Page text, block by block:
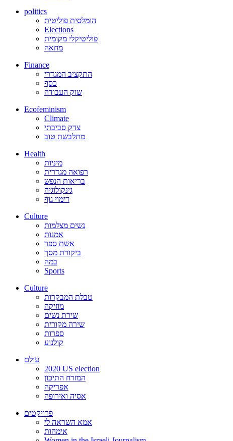
politics
הומלסית פוליטית
Elections
פוליטיקלי מקומית
מחאה
Finance
התקציב המגדרי
כסף
שוק העבודה
Ecofeminism
Climate
צדק סביבתי
מתלבשת טוב
Health
מיניות
רפואה מגדרית
בריאות הנפש
גינקולוגיה
דימוי גוף
Culture
נשים מצלמות
אמנות
אשת ספר
ביקורת מסך
במה
Sports
Culture
טבלת המבקרות
מוזיקה
שירת נשים
שירה מקורית
ספרות
קולנוע
עולם
2020 US election
המזרח התיכון
אפריקה
אסיה ואירופה
פרויקטים
אמא השראה לי
אימהות